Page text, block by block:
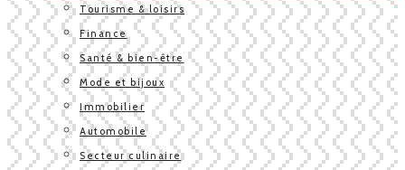
Tourisme & loisirs
Finance
Santé & bien-être
Mode et bijoux
Immobilier
Automobile
Secteur culinaire